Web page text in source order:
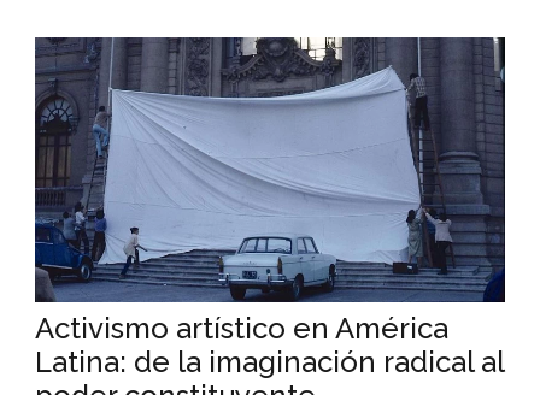
Activismo artístico en América
Latina: de la imaginación radical al